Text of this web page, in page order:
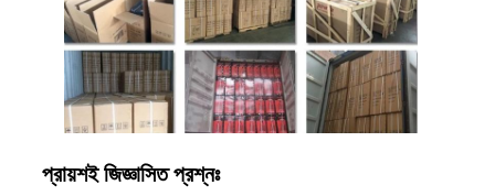
প্রায়শই জিজ্ঞাসিত প্রশ্নঃ